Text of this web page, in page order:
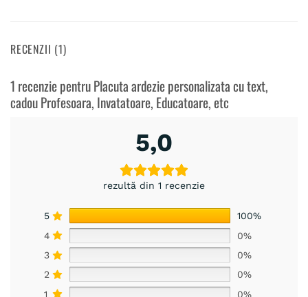
RECENZII (1)
1 recenzie pentruPlacuta ardezie personalizata cu text,
cadou Profesoara, Invatatoare, Educatoare, etc
5,0
rezultă din 1 recenzie
5
100%
4
0%
3
0%
2
0%
1
0%